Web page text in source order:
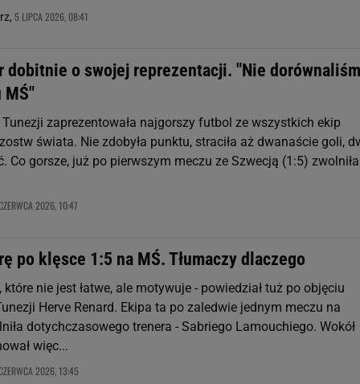
5 LIPCA 2026, 08:41
dobitnie o swojej reprezentacji. "Nie
MŚ"
zaprezentowała najgorszy futbol ze wszystkich ekip
świata. Nie zdobyła punktu, straciła aż dwanaście goli,
Co gorsze, już po pierwszym meczu ze Szwecją (1:5) zwolniła
2026, 10:47
po klęsce 1:5 na MŚ. Tłumaczy dlaczego
które nie jest łatwe, ale motywuje - powiedział tuż po objęciu
Herve Renard. Ekipa ta po zaledwie jednym meczu na
dotychczasowego trenera - Sabriego Lamouchiego. Wokół
więc...
2026, 13:45